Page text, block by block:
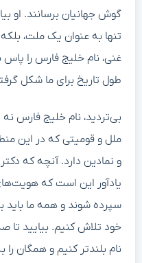
گوش جهانیان برسانند. او
تنها به عنوان یک ملت،
غنی، نام خلیج فارس را پاس
طول تاریخ برای ما شکل
بی‌تردید، نام خلیج فارس نه
ملل و قومیتی که در این
و نمادین دارد. آنچه که
یادآور این است که
سپرده شوند و همه ما باید
خود تلاش کنیم. بیایید تا
نام بلندتر کنیم و همگان